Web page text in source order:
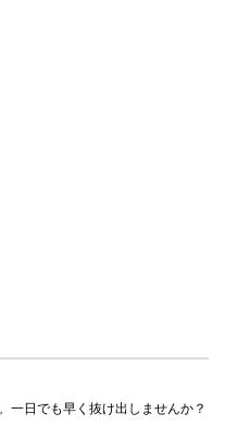
一日でも早く抜け出しませんか？